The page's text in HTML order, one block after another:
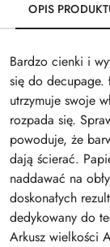
OPIS
Bardzo cienki i
się do decupage.
utrzymuje swoje
rozpada się.
powoduje, że
dają ścierać.
naddawać na
doskonałych
dedykowany do
Arkusz wielkości